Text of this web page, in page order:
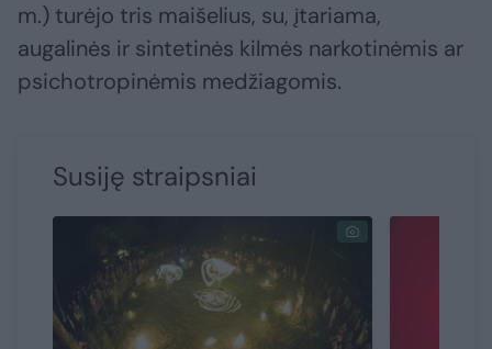
m.) turėjo tris maišelius, su, įtariama,
augalinės ir sintetinės kilmės narkotinėmis ar
psichotropinėmis medžiagomis.
Susiję straipsniai